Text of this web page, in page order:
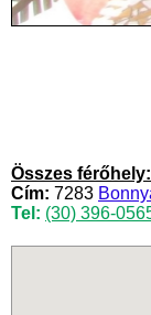
Összes
Cím: 7283
Tel: (30) 396-